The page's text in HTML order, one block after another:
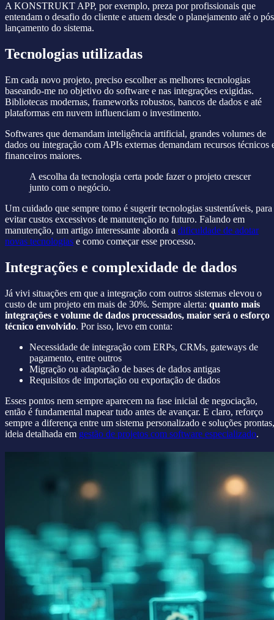
A KONSTRUKT APP, por exemplo, preza por profissionais que
entendam o desafio do cliente e atuem desde o planejamento até o
lançamento do sistema.
Tecnologias utilizadas
Em cada novo projeto, preciso escolher as melhores tecnologias
baseando-me no objetivo do software e nas integrações exigidas.
Bibliotecas modernas, frameworks robustos, bancos de dados e até
plataformas em nuvem influenciam o investimento.
Softwares que demandam inteligência artificial, grandes volumes de
dados ou integração com APIs externas demandam recursos técnicos
financeiros maiores.
A escolha da tecnologia certa pode fazer o projeto crescer
junto com o negócio.
Um cuidado que sempre tomo é sugerir tecnologias sustentáveis, para
evitar custos excessivos de manutenção no futuro. Falando em
manutenção, um artigo interessante aborda a dificuldade de adotar
novas tecnologias e como começar esse processo.
Integrações e complexidade de dados
Já vivi situações em que a integração com outros sistemas elevou o
custo de um projeto em mais de 30%. Sempre alerta: quanto mais
integrações e volume de dados processados, maior será o esforço
técnico envolvido. Por isso, levo em conta:
Necessidade de integração com ERPs, CRMs, gateways de
pagamento, entre outros
Migração ou adaptação de bases de dados antigas
Requisitos de importação ou exportação de dados
Esses pontos nem sempre aparecem na fase inicial de negociação,
então é fundamental mapear tudo antes de avançar. E claro, reforço
sempre a diferença entre um sistema personalizado e soluções prontas,
ideia detalhada em gestão de projetos com software especializado.